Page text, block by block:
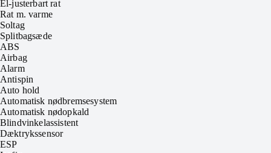
El-justerbart rat
Rat m. varme
Soltag
Splitbagsæde
ABS
Airbag
Alarm
Antispin
Auto hold
Automatisk nødbremsesystem
Automatisk nødopkald
Blindvinkelassistent
Dæktrykssensor
ESP